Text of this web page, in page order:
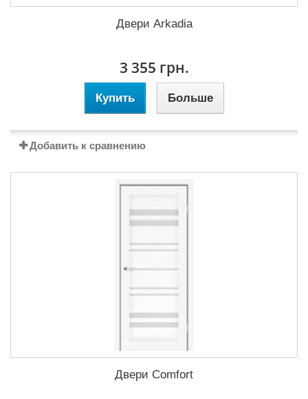
Двери Arkadia
3 355 грн.
Купить Больше
Добавить к сравнению
Двери Comfort